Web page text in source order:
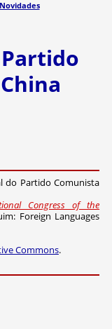
Novidades
do Partido Comunista
Congress of the
Foreign Languages
Commons